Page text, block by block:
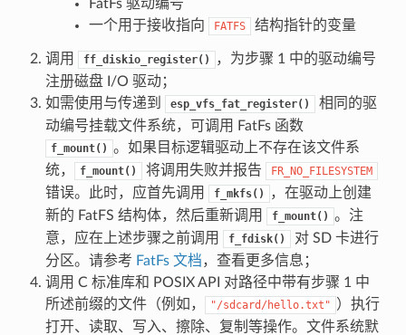
FatFs 驱动编号
一个用于接收指向
FATFS 结构指针的变量
调用 ff_diskio_register()
，为步骤 1 中的驱动编号
注册磁盘 I/O 驱动；
如需使用与传递到
esp_vfs_fat_register()
相同的驱
动编号挂载文件系统，可调用 FatFs 函数
f_mount() 。如果目标逻辑驱动上不存在该文件系
统，
f_mount() 将调用失败并报告 FR_NO_FILESYSTEM
错误。此时，应首先调用 f_mkfs()
，在驱动上创建
新的 FatFS 结构体，然后重新调用
f_mount() 。注
意，应在上述步骤之前调用
f_fdisk()
对 SD 卡进行
分区。请参考 FatFs 文档，查看更多信息；
调用 C 标准库和 POSIX API 对路径中带有步骤 1 中
所述前缀的文件（例如，
"/sdcard/hello.txt"
）执行
打开、读取、写入、擦除、复制等操作。文件系统默